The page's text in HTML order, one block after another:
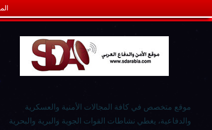
موقع متخصص في كافة المجالات الأمنية والعسكرية
والدفاعية، يغطي نشاطات القوات الجوية والبرية والبحرية